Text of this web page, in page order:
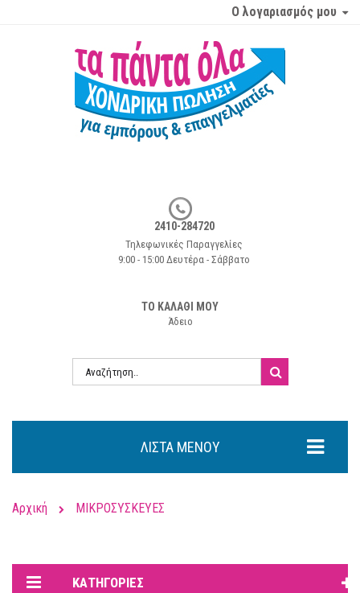
Ο λογαριασμός μου
2410-284720
Τηλεφωνικές Παραγγελίες
9:00 - 15:00 Δευτέρα - Σάββατο
ΤΟ ΚΑΛΑΘΙ ΜΟΥ
Άδειο
ΛΊΣΤΑ ΜΕΝΟΎ
Αρχική ΜΙΚΡΟΣΥΣΚΕΥΕΣ
ΚΑΤΗΓΟΡΊΕΣ